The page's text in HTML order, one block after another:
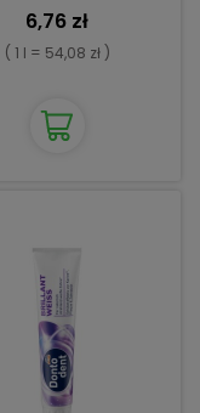
6,76 zł
( 1 l = 54,08 zł )